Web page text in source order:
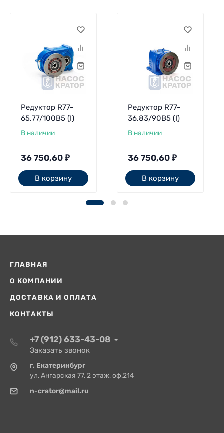
Редуктор R77-
65.77/100В5 (I)
В наличии
36 750,60 ₽
В корзину
Редуктор R77-
36.83/90В5 (I)
В наличии
36 750,60 ₽
В корзину
ГЛАВНАЯ
О КОМПАНИИ
ДОСТАВКА И ОПЛАТА
КОНТАКТЫ
+7 (912) 633-43-08
Заказать звонок
г. Екатеринбург
ул. Ангарская 77, 2 этаж, оф.214
n-crator@mail.ru